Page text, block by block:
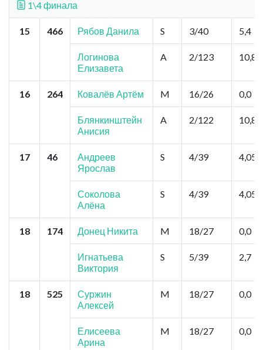
1\4 финала
15 466 Рябов Данила S 3/40 5,4
Логинова
Елизавета
A 2/123 10,8
16 264 Ковалёв Артём M 16/26 0,0
Блянкинштейн
Анисия
A 2/122 10,8
17 46
Андреев
Ярослав
S 4/39 4,05
Соколова
Алёна
S 4/39 4,05
18 174 Донец Никита M 18/27 0,0
Игнатьева
Виктория
S 5/39 2,7
18 525
Суржин
Алексей
M 18/27 0,0
Елисеева
Арина
M 18/27 0,0